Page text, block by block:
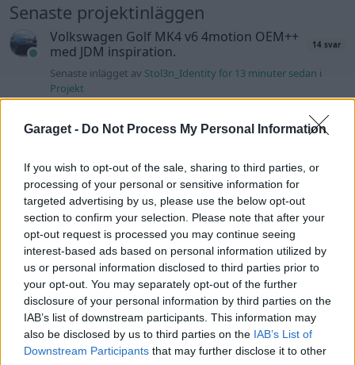
Garaget - Do Not Process My Personal Information
If you wish to opt-out of the sale, sharing to third parties, or
processing of your personal or sensitive information for
targeted advertising by us, please use the below opt-out
section to confirm your selection. Please note that after your
opt-out request is processed you may continue seeing
interest-based ads based on personal information utilized by
us or personal information disclosed to third parties prior to
your opt-out. You may separately opt-out of the further
disclosure of your personal information by third parties on the
IAB’s list of downstream participants. This information may
also be disclosed by us to third parties on the IAB’s List of
Downstream Participants that may further disclose it to other
Senaste projektinläggen
Volkswagen Golf MK4 v6 4motion OEM++
med JDM inspiration.
14 svar
Senaste inlägget av Stol3n_Identity för 13 minuter sedan i
Projekt
Senaste inlägget avkaykay för 2 timmar sedaniProjekt
Manta b som ska räddas (kaross eller
delar sökes)
122 svar
Senaste inlägget avTyfors för 10 timmar sedaniProjekt
Huggern goes big block with 427 ZL-1!
Senaste inlägget avhugger69 för 11 timmar sedaniProjekt
Camaro som bruksbil?! 57 svar
Senaste inlägget avEv_volvo142 för 12 timmar sedaniProjekt
Volkswagen split bus t1 1962 2559 svar
Senaste inlägget avDr_snuggels för 13 timmar sedaniProjekt